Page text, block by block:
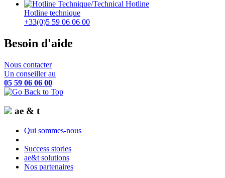
Hotline technique
+33(0)5 59 06 06 00
Besoin d'aide
Nous contacter
Un conseiller au
05 59 06 06 00
ae & t
Qui sommes-nous
Success stories
ae&t solutions
Nos partenaires